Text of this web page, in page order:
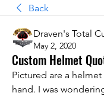
Back
Draven's Total
May 2, 2020
Custom Helmet
Pictured are a
hand. I was